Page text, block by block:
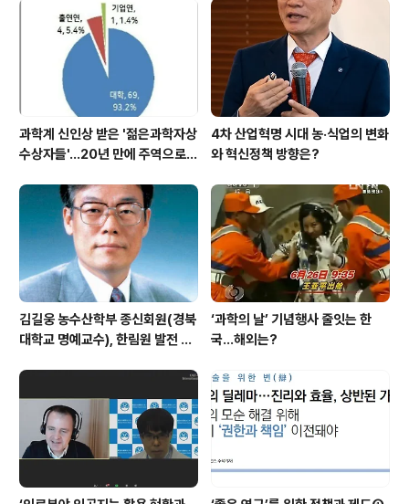
과학계 신인상 받은 '젊은과학자상
수상자들'…20년 만에 주역으로
4차 산업혁명 시대 농·식업의 변화
와 혁신정책 방향은?
김길웅 농수산학부 종신회원(경북
대학교 명예교수), 한림원 발전 위
‘과학의 날’ 기념행사 줄잇는 한
국…해외는?